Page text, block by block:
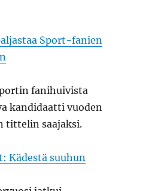
Sport-fanien
fanihuivista
kandidaatti vuoden
tittelin saajaksi.
Kädestä suuhun